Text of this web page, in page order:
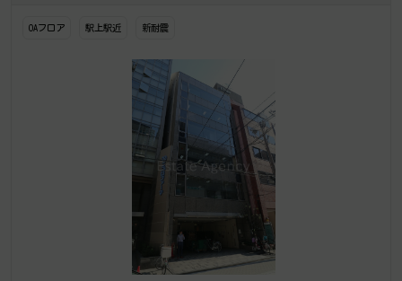
OAフロア 駅上駅近 新耐震